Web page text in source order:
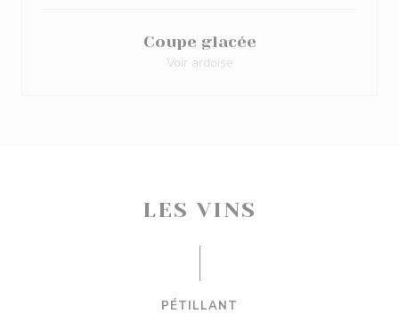
Coupe glacée
Voir ardoise
LES VINS
PÉTILLANT